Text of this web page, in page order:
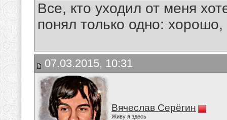
Все, кто уходил от меня
понял только одно:
07.03.2015, 10:31
Вячеслав Серёгин
Живу я здесь